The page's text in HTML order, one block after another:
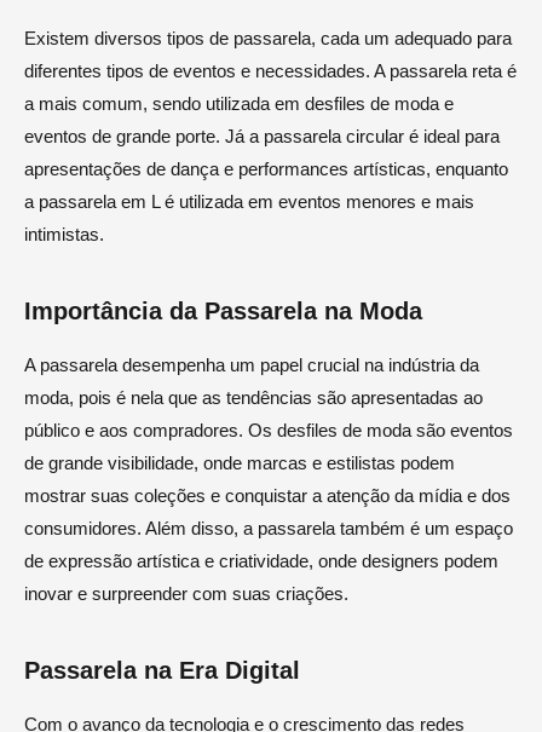
Existem diversos tipos de passarela, cada um adequado para
diferentes tipos de eventos e necessidades. A passarela reta é
a mais comum, sendo utilizada em desfiles de moda e
eventos de grande porte. Já a passarela circular é ideal para
apresentações de dança e performances artísticas, enquanto
a passarela em L é utilizada em eventos menores e mais
intimistas.
Importância da Passarela na Moda
A passarela desempenha um papel crucial na indústria da
moda, pois é nela que as tendências são apresentadas ao
público e aos compradores. Os desfiles de moda são eventos
de grande visibilidade, onde marcas e estilistas podem
mostrar suas coleções e conquistar a atenção da mídia e dos
consumidores. Além disso, a passarela também é um espaço
de expressão artística e criatividade, onde designers podem
inovar e surpreender com suas criações.
Passarela na Era Digital
Com o avanço da tecnologia e o crescimento das redes